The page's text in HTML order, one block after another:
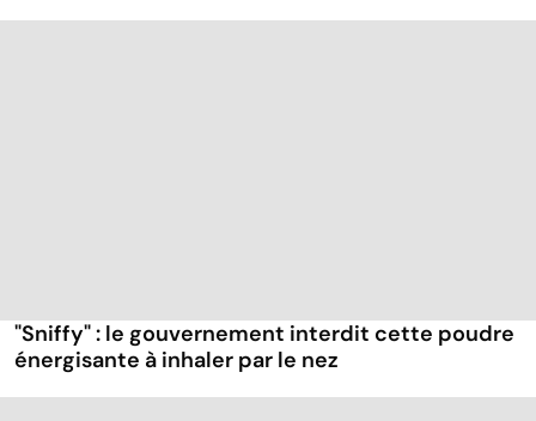
"Sniffy" : le gouvernement interdit cette poudre
énergisante à inhaler par le nez